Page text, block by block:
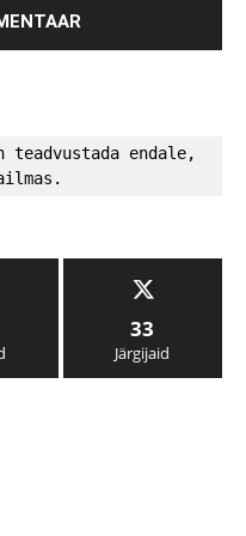
teadvustada endale,
33
Järgijaid